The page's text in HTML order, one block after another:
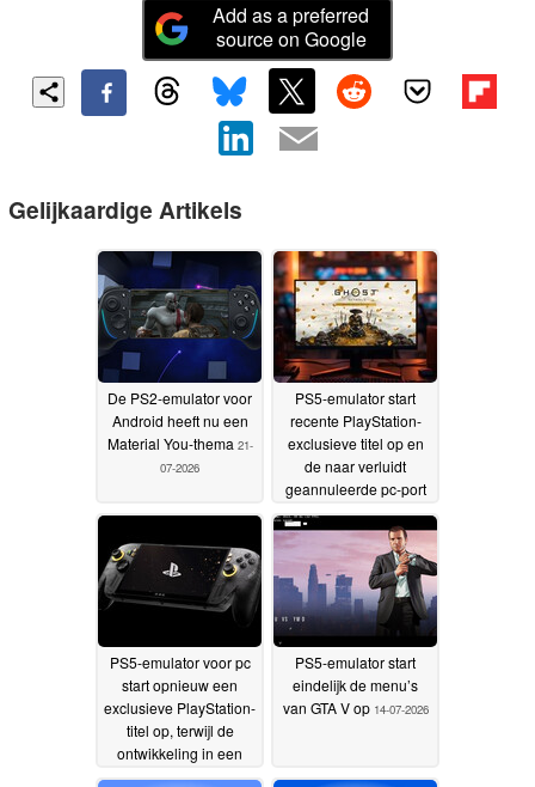
Add as a preferred
source on Google
Gelijkaardige Artikels
De PS2-emulator voor
Android heeft nu een
Material You-thema 21-
07-2026
PS5-emulator start
recente PlayStation-
exclusieve titel op en
de naar verluidt
geannuleerde pc-port
20-07-2026
PS5-emulator voor pc
start opnieuw een
exclusieve PlayStation-
titel op, terwijl de
ontwikkeling in een
stroomversnelling komt
PS5-emulator start
eindelijk de menu’s
van GTA V op 14-07-2026